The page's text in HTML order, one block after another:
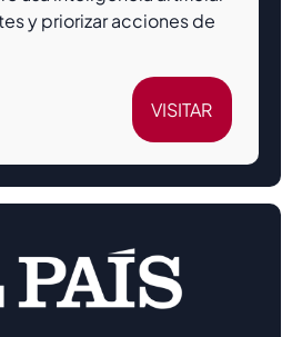
y priorizar acciones de
VISITAR